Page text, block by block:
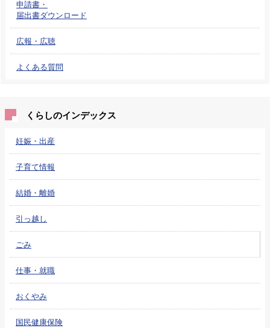
申請書・
届出書ダウンロード
広報・広聴
よくある質問
くらしのインデックス
妊娠・出産
子育て情報
結婚・離婚
引っ越し
ごみ
仕事・就職
おくやみ
国民健康保険